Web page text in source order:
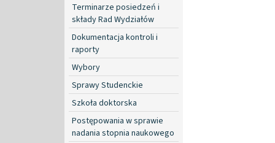
Terminarze posiedzeń i
składy Rad Wydziałów
Dokumentacja kontroli i
raporty
Wybory
Sprawy Studenckie
Szkoła doktorska
Postępowania w sprawie
nadania stopnia naukowego